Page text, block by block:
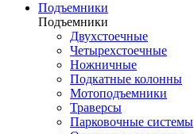
Подъемники
Подъемники
Двухстоечные
Четырехстоечные
Ножничные
Подкатные колонны
Мотоподъемники
Траверсы
Парковочные системы